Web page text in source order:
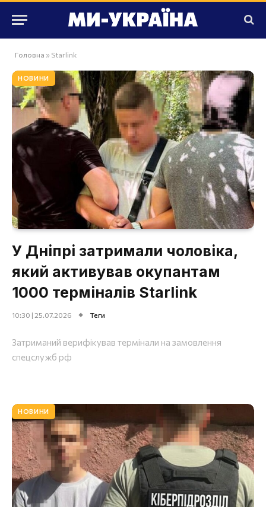
Головна » Starlink
НОВИНИ
У Дніпрі затримали чоловіка,
який активував окупантам
1000 терміналів Starlink
10:30 | 25.07.2026 Теги
Затриманий верифікував термінали на замовлення
спецслужб рф
НОВИНИ